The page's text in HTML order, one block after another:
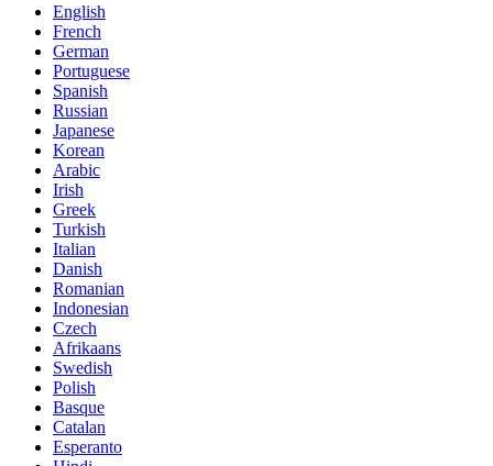
English
French
German
Portuguese
Spanish
Russian
Japanese
Korean
Arabic
Irish
Greek
Turkish
Italian
Danish
Romanian
Indonesian
Czech
Afrikaans
Swedish
Polish
Basque
Catalan
Esperanto